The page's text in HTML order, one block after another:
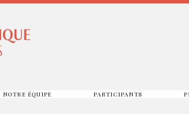
NOTRE ÉQUIPE PARTICIPANTS